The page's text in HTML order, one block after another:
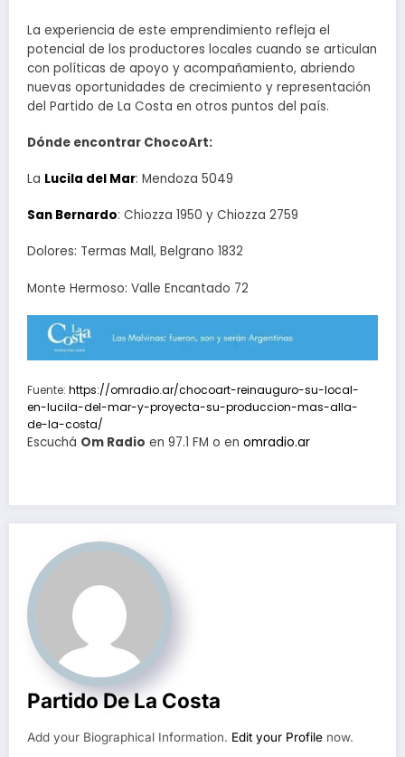
La experiencia de este emprendimiento refleja el
potencial de los productores locales cuando se articulan
con políticas de apoyo y acompañamiento, abriendo
nuevas oportunidades de crecimiento y representación
del Partido de La Costa en otros puntos del país.
Dónde encontrar ChocoArt:
La Lucila del Mar: Mendoza 5049
San Bernardo: Chiozza 1950 y Chiozza 2759
Dolores: Termas Mall, Belgrano 1832
Monte Hermoso: Valle Encantado 72
Fuente: https://omradio.ar/chocoart-reinauguro-su-local-
en-lucila-del-mar-y-proyecta-su-produccion-mas-alla-
de-la-costa/
Escuchá Om Radio en 97.1 FM o en omradio.ar
Partido De La Costa
Add your Biographical Information. Edit your Profile now.